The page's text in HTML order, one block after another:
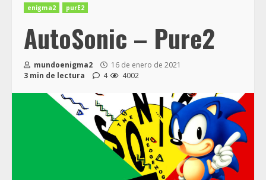
enigma2 purE2
AutoSonic – Pure2
mundoenigma2
16 de enero de 2021
3 min de lectura
4 4002